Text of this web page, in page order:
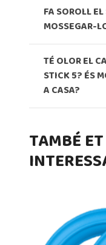
FA SOROLL
MOSSEGAR-
TÉ OLOR EL
STICK 5? ÉS
A CASA?
TAMBÉ